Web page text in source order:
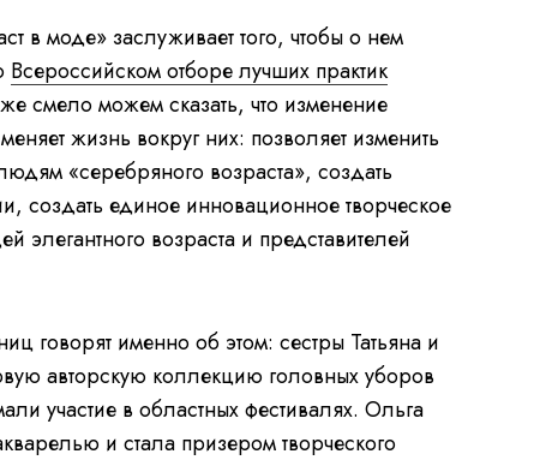
в моде» заслуживает того, чтобы о нем
Всероссийском отборе лучших практик
смело можем сказать, что изменение
жизнь вокруг них: позволяет изменить
«серебряного возраста», создать
создать единое инновационное творческое
возраста и представителей
говорят именно об этом: сестры Татьяна и
авторскую коллекцию головных уборов
участие в областных фестивалях. Ольга
и стала призером творческого